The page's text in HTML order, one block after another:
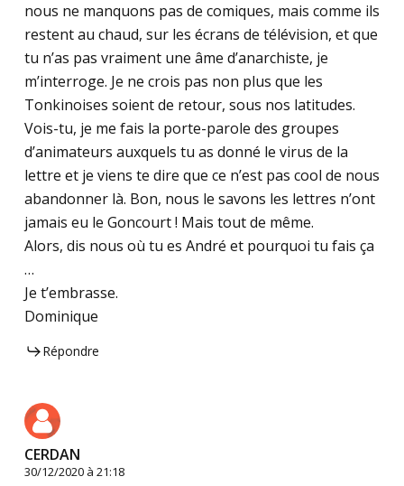
nous ne manquons pas de comiques, mais comme ils
restent au chaud, sur les écrans de télévision, et que
tu n’as pas vraiment une âme d’anarchiste, je
m’interroge. Je ne crois pas non plus que les
Tonkinoises soient de retour, sous nos latitudes.
Vois-tu, je me fais la porte-parole des groupes
d’animateurs auxquels tu as donné le virus de la
lettre et je viens te dire que ce n’est pas cool de nous
abandonner là. Bon, nous le savons les lettres n’ont
jamais eu le Goncourt ! Mais tout de même.
Alors, dis nous où tu es André et pourquoi tu fais ça
…
Je t’embrasse.
Dominique
Répondre
CERDAN
30/12/2020 à 21:18